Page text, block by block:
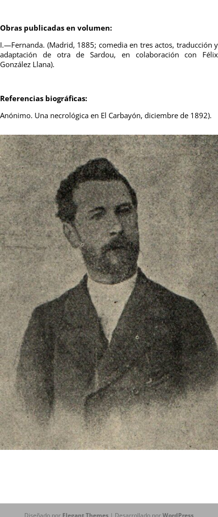
Obras publicadas en volumen:
I.—Fernanda. (Madrid, 1885; comedia en tres actos, traducción y
adaptación de otra de Sardou, en colaboración con Félix
González Llana).
Referencias biográficas:
Anónimo. Una necrológica en El Carbayón, diciembre de 1892).